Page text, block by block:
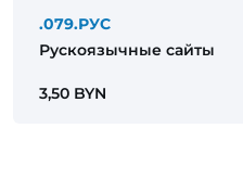
.079.РУС
Рускоязычные сайты
3,50 BYN